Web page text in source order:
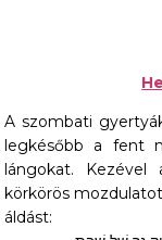
A szombati
legkésőbb a fent
lángokat.
körkörös
áldást: